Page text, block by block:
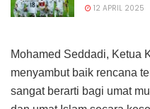
12 APRIL 2025
Mohamed Seddadi, Ketua
menyambut baik rencana
sangat berarti bagi umat